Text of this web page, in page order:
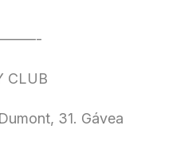
CLUB
31. Gávea